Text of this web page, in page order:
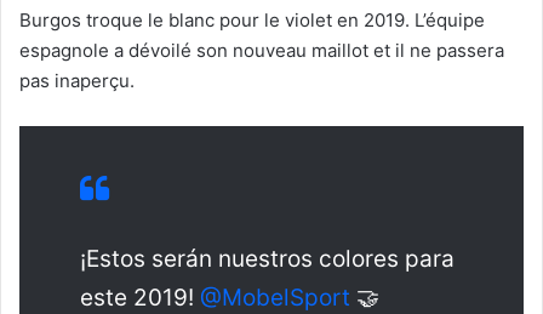
Burgos troque le blanc pour le violet en 2019. L’équipe
espagnole a dévoilé son nouveau maillot et il ne passera
pas inaperçu.
¡Estos serán nuestros colores para
este 2019! @MobelSport 🤝